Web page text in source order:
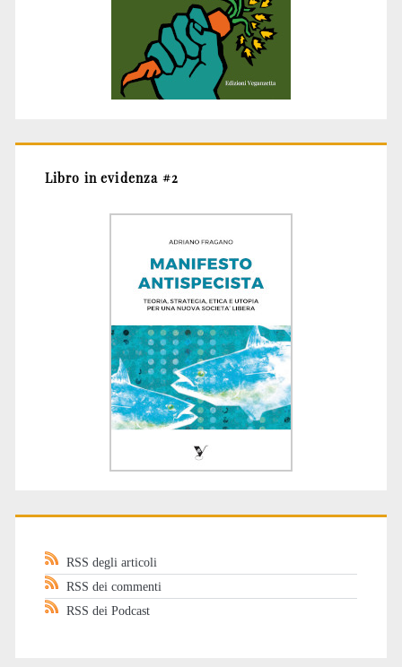
Libro in evidenza #2
RSS degli articoli
RSS dei commenti
RSS dei Podcast